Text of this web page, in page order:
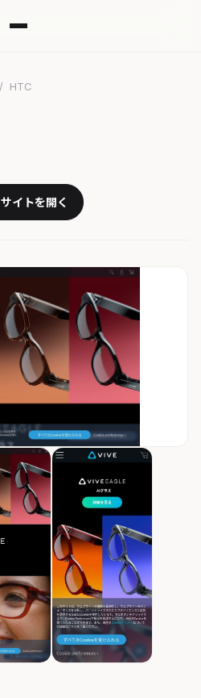
HTC
サイトを開く